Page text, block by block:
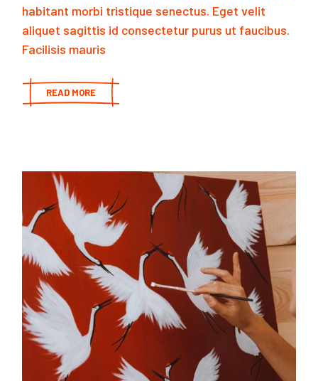
habitant morbi tristique senectus. Eget velit
aliquet sagittis id consectetur purus ut faucibus.
Facilisis mauris
READ MORE